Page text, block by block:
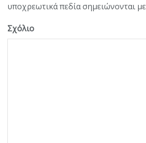
υποχρεωτικά πεδία σημειώνονται με
Σχόλιο